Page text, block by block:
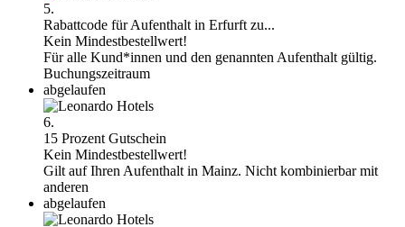
5.
Rabattcode für Aufenthalt in Erfurft zu...
Kein Mindestbestellwert!
Für alle Kund*innen und den genannten Aufenthalt gültig.
Buchungszeitraum
abgelaufen
6.
15 Prozent Gutschein
Kein Mindestbestellwert!
Gilt auf Ihren Aufenthalt in Mainz. Nicht kombinierbar mit
anderen
abgelaufen